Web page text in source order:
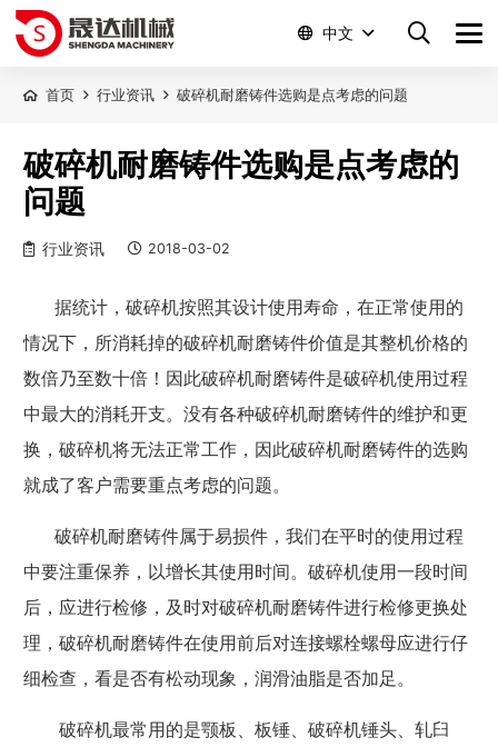
中文
首页 行业资讯 破碎机耐磨铸件选购是点考虑的问题
破碎机耐磨铸件选购是点考虑的
问题
行业资讯 2018-03-02
据统计，破碎机按照其设计使用寿命，在正常使用的
情况下，所消耗掉的破碎机耐磨铸件价值是其整机价格的
数倍乃至数十倍！因此破碎机耐磨铸件是破碎机使用过程
中最大的消耗开支。没有各种破碎机耐磨铸件的维护和更
换，破碎机将无法正常工作，因此破碎机耐磨铸件的选购
就成了客户需要重点考虑的问题。
破碎机耐磨铸件属于易损件，我们在平时的使用过程
中要注重保养，以增长其使用时间。破碎机使用一段时间
后，应进行检修，及时对破碎机耐磨铸件进行检修更换处
理，破碎机耐磨铸件在使用前后对连接螺栓螺母应进行仔
细检查，看是否有松动现象，润滑油脂是否加足。
破碎机最常用的是颚板、板锤、破碎机锤头、轧臼